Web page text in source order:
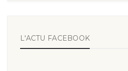
L'ACTU FACEBOOK